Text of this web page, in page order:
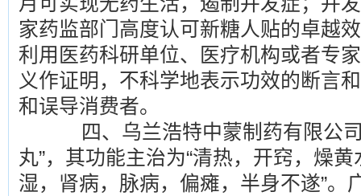
家药监部门高度认可新糖人贴的卓越
利用医药科研单位、医疗机构或者专
义作证明，不科学地表示功效的断言
和误导消费者。
四、乌兰浩特中蒙制药有限公司
丸”，其功能主治为“清热，开窍，燥
湿，肾病，脉病，偏瘫，半身不遂”。